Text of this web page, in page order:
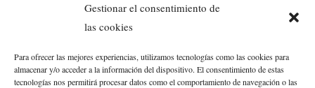
Gestionar el consentimiento de
las cookies
Para ofrecer las mejores experiencias, utilizamos tecnologías como las cookies para
almacenar y/o acceder a la información del dispositivo. El consentimiento de estas
tecnologías nos permitirá procesar datos como el comportamiento de navegación o las